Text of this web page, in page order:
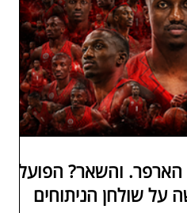
והשאר? הפועל
על שולחן הניתוחים